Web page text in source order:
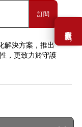
需要幫助嗎？
訂閱
解決方案，推出
，更致力於守護